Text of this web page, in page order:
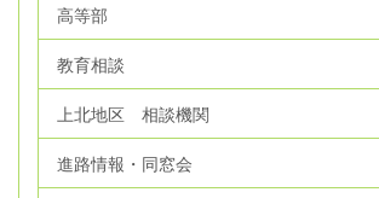
高等部
教育相談
上北地区 相談機関
進路情報・同窓会